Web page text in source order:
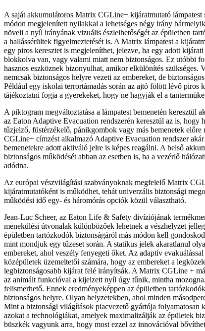
A saját akkumulátoros Matrix CGLine+ kijáratmutató lámpatest
módon megjelenített nyilakkal a lehetséges négy irány
növeli a nyíl irányának vizuális észlelhetőségét az épületben
a hallássérültek figyelmeztetését is. A Matrix lámpatest a
egy piros keresztet is megjeleníthet, jelezve, ha egy adott
blokkolva van, vagy valami miatt nem biztonságos. Ez utóbbi
hasznos eszköznek bizonyulhat, amikor elkülönítés szükséges.
nemcsak biztonságos helyre vezeti az embereket, de
Például egy iskolai terrortámadás során az ajtó fölött lévő piros
tájékoztatni fogja a gyerekeket, hogy ne hagyják el a
A piktogram megváltoztatása a lámpatest bemenetén keresztül
az Eaton Adaptive Evacuation rendszerén keresztül az is, hogy
tűzjelző, füstérzékelő, pánikgombok vagy más bemenetek előre
CGLine+ címzést alkalmazó Adaptive Evacuation rendszer
bemenetekre adott aktiváló jelre is képes reagálni. A belső
biztonságos működését abban az esetben is, ha a vezérlő
adódna.
Az európai vészvilágítási szabványoknak megfelelő Matrix
kijáratmutatóként is működhet, tehát univerzális biztonsági
működési idő egy- és háromórás opciók közül választható.
Jean-Luc Scheer, az Eaton Life & Safety divíziójának
menekülési útvonalak különbözőek lehetnek a vészhelyzet
épületben tartózkodók biztonságáról más módon kell
mint mondjuk egy tűzeset során. A statikus jelek akaratlanul
embereket, ahol veszély fenyegeti őket. Az adaptív evakuálással
középületek üzemeltetői számára, hogy az embereket a
legbiztonságosabb kijárat felé irányítsák. A Matrix CGLine +
az animált funkcióval a kijelzett nyíl úgy tűnik, mintha
felismerhető. Ennek eredményeképpen az épületben
biztonságos helyre. Olyan helyzetekben, ahol minden
Mint a biztonsági világítások piacvezető gyártója folyamatosan
azokat a technológiákat, amelyek maximalizálják az épületek
büszkék vagyunk arra, hogy most ezzel az innovációval